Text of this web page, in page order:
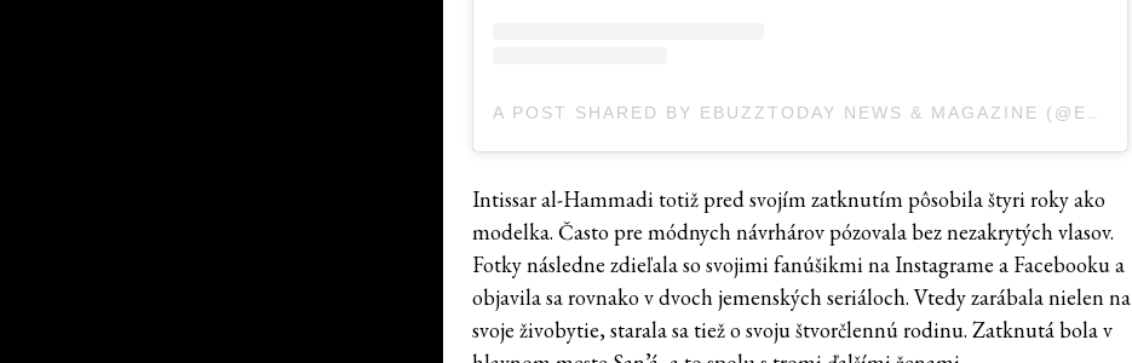
A POST SHARED BY EBUZZTODAY NEWS & MAGAZINE (@EBUZZTODAY)
Intissar al-Hammadi totiž pred svojím zatknutím pôsobila štyri roky ako
modelka. Často pre módnych návrhárov pózovala bez nezakrytých vlasov.
Fotky následne zdieľala so svojimi fanúšikmi na Instagrame a Facebooku a
objavila sa rovnako v dvoch jemenských seriáloch. Vtedy zarábala nielen na
svoje živobytie, starala sa tiež o svoju štvorčlennú rodinu. Zatknutá bola v